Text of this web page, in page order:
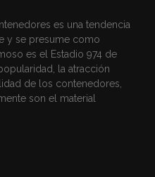
es una tendencia
y se presume como
es el Estadio 974 de
la atracción
de los contenedores,
son el material